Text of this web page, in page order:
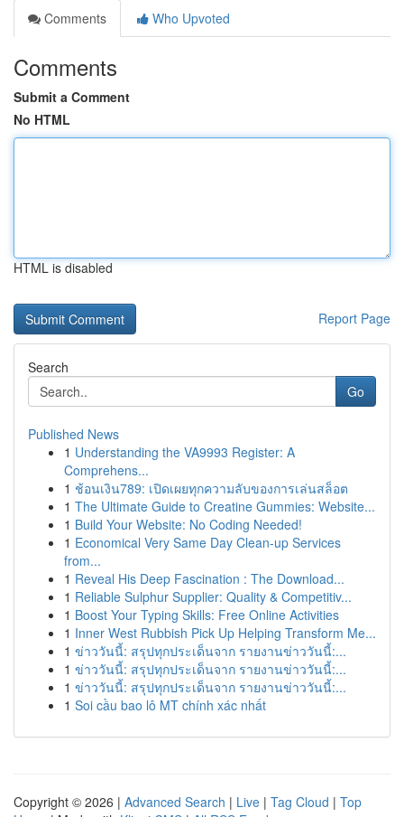
Comments
Who Upvoted
Comments
Submit a Comment
No HTML
HTML is disabled
Report Page
Search
Go
Published News
1 Understanding the VA9993 Register: A
Comprehens...
1 ช้อนเงิน789: เปิดเผยทุกความลับของการเล่นสล็อต
1 The Ultimate Guide to Creatine Gummies: Website...
1 Build Your Website: No Coding Needed!
1 Economical Very Same Day Clean-up Services
from...
1 Reveal His Deep Fascination : The Download...
1 Reliable Sulphur Supplier: Quality & Competitiv...
1 Boost Your Typing Skills: Free Online Activities
1 Inner West Rubbish Pick Up Helping Transform Me...
1 ข่าววันนี้: สรุปทุกประเด็นจาก รายงานข่าววันนี้:...
1 ข่าววันนี้: สรุปทุกประเด็นจาก รายงานข่าววันนี้:...
1 ข่าววันนี้: สรุปทุกประเด็นจาก รายงานข่าววันนี้:...
1 Soi cầu bao lô MT chính xác nhất
Copyright © 2026 | Advanced Search | Live | Tag Cloud | Top